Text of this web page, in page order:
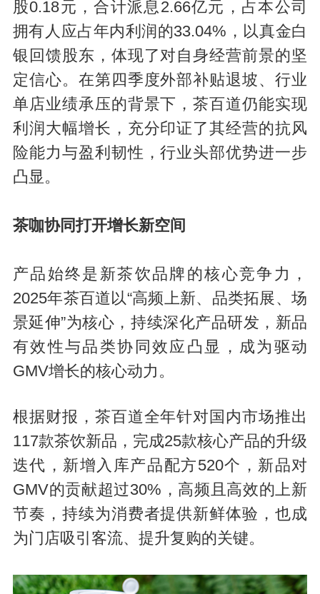
股0.18元，合计派息2.66亿元，占本公司
拥有人应占年内利润的33.04%，以真金白
银回馈股东，体现了对自身经营前景的坚
定信心。在第四季度外部补贴退坡、行业
单店业绩承压的背景下，茶百道仍能实现
利润大幅增长，充分印证了其经营的抗风
险能力与盈利韧性，行业头部优势进一步
凸显。
茶咖协同打开增长新空间
产品始终是新茶饮品牌的核心竞争力，
2025年茶百道以“高频上新、品类拓展、场
景延伸”为核心，持续深化产品研发，新品
有效性与品类协同效应凸显，成为驱动
GMV增长的核心动力。
根据财报，茶百道全年针对国内市场推出
117款茶饮新品，完成25款核心产品的升级
迭代，新增入库产品配方520个，新品对
GMV的贡献超过30%，高频且高效的上新
节奏，持续为消费者提供新鲜体验，也成
为门店吸引客流、提升复购的关键。